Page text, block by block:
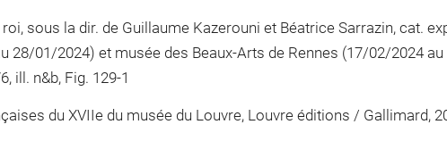
sous la dir. de Guillaume Kazerouni et Béatrice Sarrazin, cat.
28/01/2024) et musée des Beaux-Arts de Rennes (17/02/2024
ill. n&b, Fig. 129-1
du XVIIe du musée du Louvre, Louvre éditions / Gallimard,